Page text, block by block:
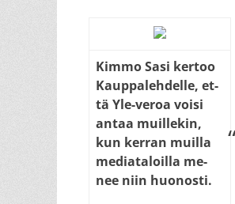
Kim­mo Sa­si ker­too
Kaup­pa­leh­del­le, et­
tä Yle-ve­roa voi­si
an­taa muil­le­kin,
kun ker­ran muil­la
me­dia­ta­loil­la me­
nee niin huo­nos­ti.